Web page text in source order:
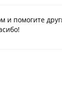
и помогите